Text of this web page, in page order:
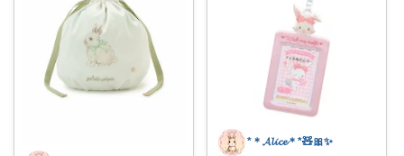
*＊𝓐𝓵𝓲𝓬𝓮＊*🧸🎀✨